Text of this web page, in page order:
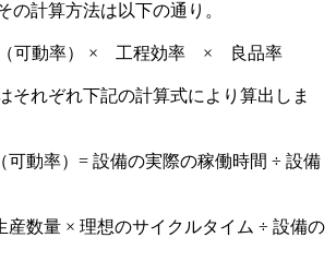
の計算方法は以下の通り。
（可動率） × 工程効率 × 良品率
それぞれ下記の計算式により算出しま
可動率）= 設備の実際の稼働時間 ÷ 設備
産数量 × 理想のサイクルタイム ÷ 設備の